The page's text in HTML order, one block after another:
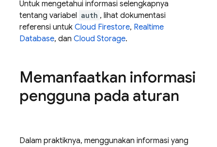
Untuk mengetahui informasi selengkapnya
tentang variabel auth , lihat dokumentasi
referensi untuk Cloud Firestore, Realtime
Database, dan Cloud Storage.
Memanfaatkan informasi
pengguna pada aturan
Dalam praktiknya, menggunakan informasi yang